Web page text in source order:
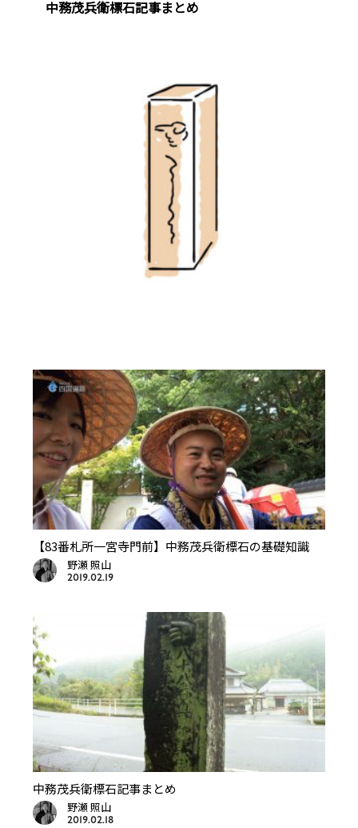
中務茂兵衛標石記事まとめ
【83番札所一宮寺門前】中務茂兵衛標石の基礎知識
野瀬 照山
2019.02.19
中務茂兵衛標石記事まとめ
野瀬 照山
2019.02.18